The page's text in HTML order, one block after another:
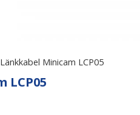
Minicam LCP05
LCP05